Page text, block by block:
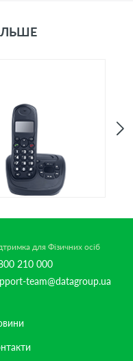
для Фізичних осіб
210 000
team@datagroup.ua